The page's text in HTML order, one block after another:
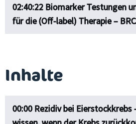
02:40:22 Biomarker Testungen
für die (Off-label) Therapie –
Inhalte
00:00 Rezidiv bei Eierstockkrebs